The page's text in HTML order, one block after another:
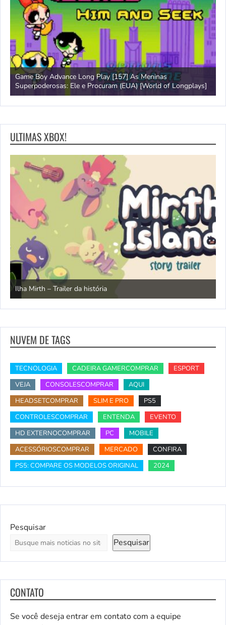
Game Boy Advance Long Play [157] As Meninas
Superpoderosas: Ele e Procuram (EUA) [World of Longplays]
ULTIMAS XBOX!
Ilha Mirth – Trailer da história
NUVEM DE TAGS
TECNOLOGIA CADEIRA GAMERCOMPRAR
ESPORT
VEJA
CONSOLESCOMPRAR
AQUI
HEADSETCOMPRAR
SLIM E PRO
PS5
CONTROLESCOMPRAR
ENTENDA
EVENTO
HD EXTERNOCOMPRAR
PC
MOBILE
ACESSÓRIOSCOMPRAR
MERCADO
CONFIRA
PS5: COMPARE OS MODELOS ORIGINAL
2024
Pesquisar
Pesquisar
CONTATO
Se você deseja entrar em contato com a equipe